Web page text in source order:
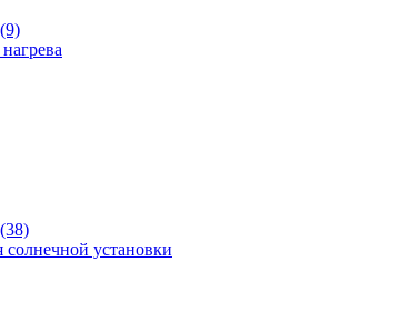
солнечной установки